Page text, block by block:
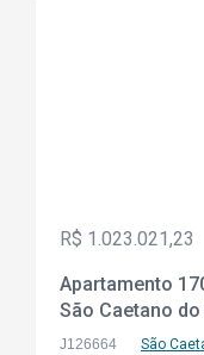
R$ 1.023.021,23
Apartamento
São Caetano do
J126664 São